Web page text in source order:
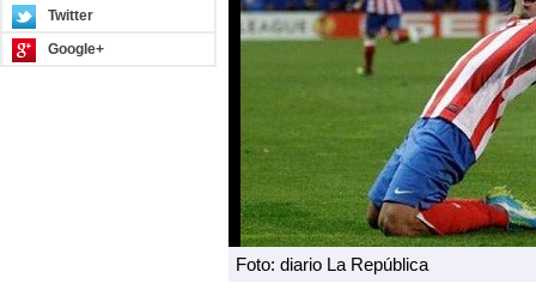
Twitter
Google+
Foto: diario La República